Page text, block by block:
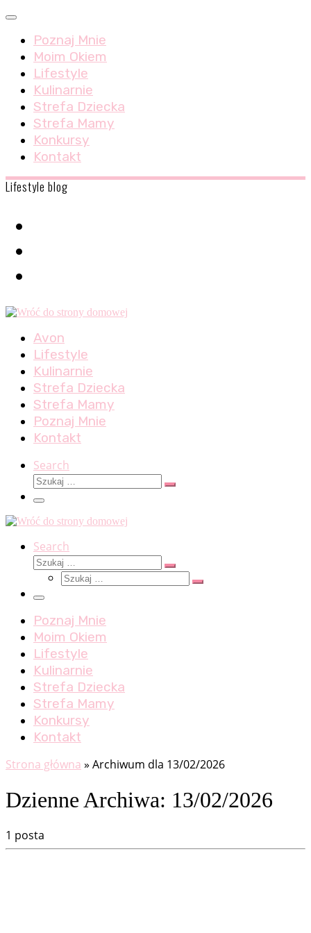
Skip
content
Menu
Poznaj Mnie
Moim Okiem
Lifestyle
Kulinarnie
Strefa Dziecka
Strefa Mamy
Konkursy
Kontakt
Lifestyle blog
Avon
Lifestyle
Kulinarnie
Strefa Dziecka
Strefa Mamy
Poznaj Mnie
Kontakt
Search
Szukaj
Szukaj
Menu
Search
Szukaj
Szukaj
Szukaj
Szukaj
Menu
Poznaj Mnie
Moim Okiem
Lifestyle
Kulinarnie
Strefa Dziecka
Strefa Mamy
Konkursy
Kontakt
Strona główna » Archiwum dla 13/02/2026
Dzienne Archiwa: 13/02/2026
1 posta